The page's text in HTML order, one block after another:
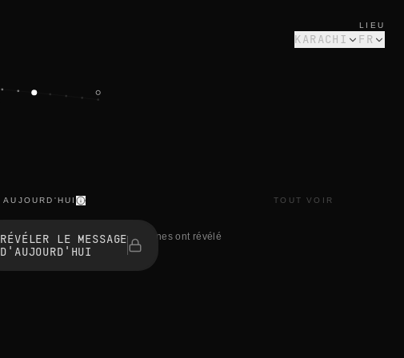
LIEU
KARACHI FR
AUJOURD'HUI TOUT VOIR
RÉVÉLER LE MESSAGE
D'AUJOURD'HUI
1 personnes ont révélé